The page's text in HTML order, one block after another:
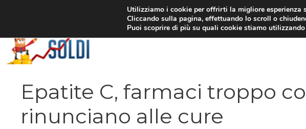
Epatite C, farmaci troppo
rinunciano alle cure
Utilizziamo i cookie per offrirti la migliore esperienza
Cliccando sulla pagina, effettuando lo scroll o
Puoi scoprire di più su quali cookie stiamo